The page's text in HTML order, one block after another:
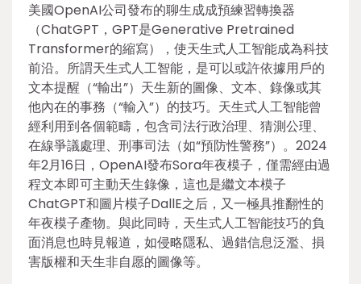
美國OpenAI公司發布的聊生成成預練習轉換器
（ChatGPT，GPT是Generative Pretrained
Transformer的縮寫），使天生式人工智能成為科技
前沿。所謂天生式人工智能，是可以或許依據用戶的
文本提醒（“輸出”）天生新的圖像、文本、錄像或其
他內在的事務（“輸入”）的技巧。天生式人工智能曾
經利用到各個範疇，包含司法行政治理、猜測公理、
在線爭議處理、刑事司法（如“預防性警務”）。2024
年2月16日，OpenAI發布Sora年夜模子，僅需經由過
程文本即可主動天生錄像，這也是繼文本模子
ChatGPT和圖片模子DallE之后，又一極具推翻性的
年夜模子產物。與此同時，天生式人工智能技巧的負
面消息也時見報道，如侵略隱私、過錯信息泛濫、損
害版權和天生非自愿的圖像等。